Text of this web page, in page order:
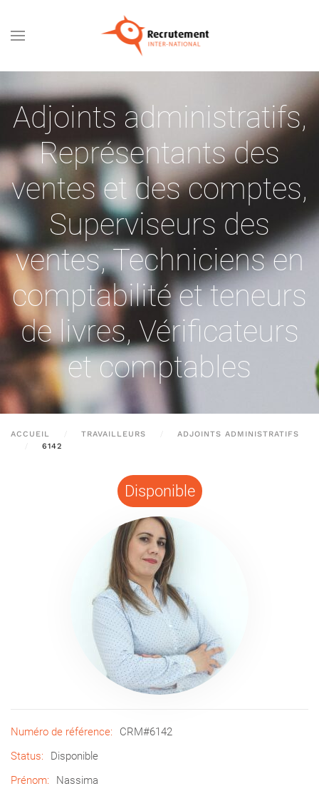
Passer au contenu principal
Adjoints administratifs,
Représentants des
ventes et des comptes,
Superviseurs des
ventes,Techniciens en
comptabilité et teneurs
de livres, Vérificateurs
et comptables
ACCUEIL TRAVAILLEURS
ADJOINTS ADMINISTRATIFS
6142
Disponible
Numéro de référence:
CRM#6142
Status:
Disponible
Prénom:
Nassima